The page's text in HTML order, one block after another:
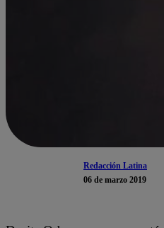
Redacción Latina
06 de marzo 2019